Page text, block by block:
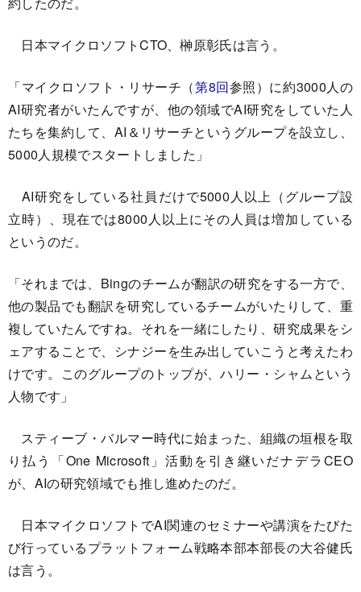
日本マイクロソフトCTO、榊原彰氏は言う。
「マイクロソフト・リサーチ（第8回参照）に約3000人の
AI研究者がいたんですが、他の領域でAI研究をしていた人
たちを集約して、AI＆リサーチというグループを設立し、
5000人規模でスタートしました」
AI研究をしている社員だけで5000人以上（グループ設
立時）、現在では8000人以上にその人員は増加している
というのだ。
「それまでは、Bingのチームが翻訳の研究をする一方で、
他の製品でも翻訳を研究しているチームがいたりして、重
複していたんですね。それを一緒にしたり、研究成果をシ
ェアすることで、シナジーを生み出していこうと考えたわ
けです。このグループのトップが、ハリー・シャムという
人物です」
スティーブ・バルマー時代に始まった、組織の垣根を取
り払う「One Microsoft」活動を引き継いだナデラCEO
が、AIの研究領域でも推し進めたのだ。
日本マイクロソフトでAI関連のセミナーや講演をたびた
び行っているプラットフォーム戦略本部本部長の大谷健氏
は言う。